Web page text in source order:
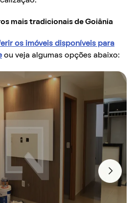
mais tradicionais de Goiânia
os imóveis disponíveis para
ou veja algumas opções abaixo: